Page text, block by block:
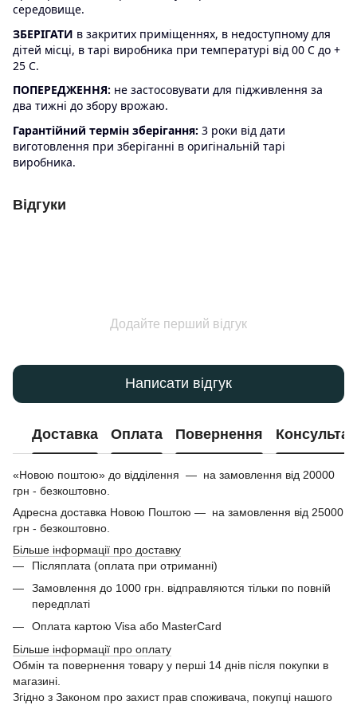
середовище.
ЗБЕРІГАТИ в закритих приміщеннях, в недоступному для
дітей місці, в тарі виробника при температурі від 00 С до +
25 С.
ПОПЕРЕДЖЕННЯ: не застосовувати для підживлення за
два тижні до збору врожаю.
Гарантійний термін зберігання: 3 роки від дати
виготовлення при зберіганні в оригінальній тарі
виробника.
Відгуки
Додайте перший відгук
Написати відгук
Доставка Оплата Повернення
«Новою поштою» до відділення — на замовлення від 20000
грн - безкоштовно.
Адресна доставка Новою Поштою — на замовлення від 25000
грн - безкоштовно.
Більше інформації про доставку
Післяплата (оплата при отриманні)
Замовлення до 1000 грн. відправляются тільки по повній
передплаті
Оплата картою Visa або MasterCard
Більше інформації про оплату
Обмін та повернення товару у перші 14 днів після покупки в
магазині.
Згідно з Законом про захист прав споживача, покупці нашого